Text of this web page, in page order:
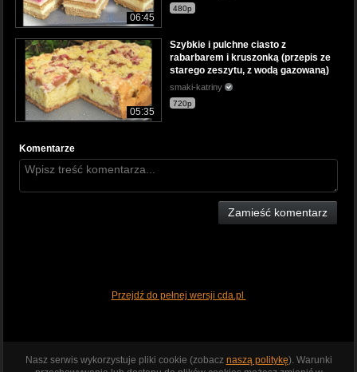
06:45
480p
05:35
Szybkie i pulchne ciasto z
rabarbarem i kruszonką (przepis ze
starego zeszytu, z wodą gazowaną)
smaki-katriny
720p
Komentarze
Zamieść komentarz
Przejdź do pełnej wersji cda.pl
Nasz serwis wykorzystuje pliki cookie (zobacz naszą politykę). Warunki